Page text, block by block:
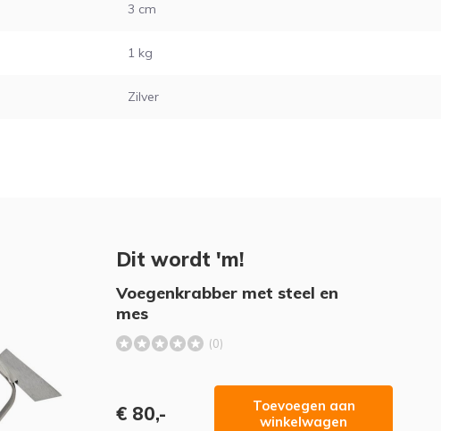
3 cm
1 kg
Zilver
Dit wordt 'm!
Voegenkrabber met steel en
mes
(0)
€ 80,-
Toevoegen aan
winkelwagen